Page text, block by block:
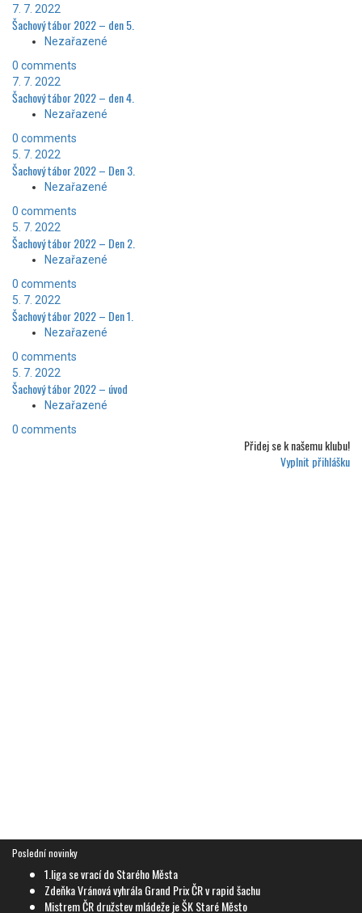
7. 7. 2022
Šachový tábor 2022 – den 5.
Nezařazené
0 comments
7. 7. 2022
Šachový tábor 2022 – den 4.
Nezařazené
0 comments
5. 7. 2022
Šachový tábor 2022 – Den 3.
Nezařazené
0 comments
5. 7. 2022
Šachový tábor 2022 – Den 2.
Nezařazené
0 comments
5. 7. 2022
Šachový tábor 2022 – Den 1.
Nezařazené
0 comments
5. 7. 2022
Šachový tábor 2022 – úvod
Nezařazené
0 comments
Přidej se knašemu klubu!
Vyplnit přihlášku
Poslední novinky
1.liga se vrací do Starého Města
Zdeňka Vránová vyhrála Grand Prix ČR v rapid šachu
Mistrem ČR družstev mládeže je ŠK Staré Město